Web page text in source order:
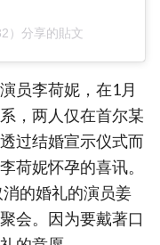
）分享的貼文
员李荷妮，在1月
，两人仅在首尔某
过结婚宣示仪式而
荷妮怀孕的喜讯。
的婚礼的演员姜
会。因为要戴著口